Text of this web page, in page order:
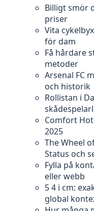
Billigt smör
priser
Vita
för dam
Få hårdare
metoder
Arsenal FC
och historik
Rollistan i
Comfort
2025
The Wheel
Status och
Fylla på
eller webb
5 4 i cm:
global